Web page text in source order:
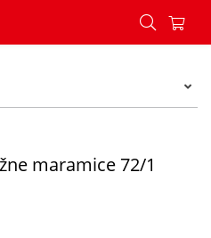
Vlažne maramice 72/1 -
maramice 72/1